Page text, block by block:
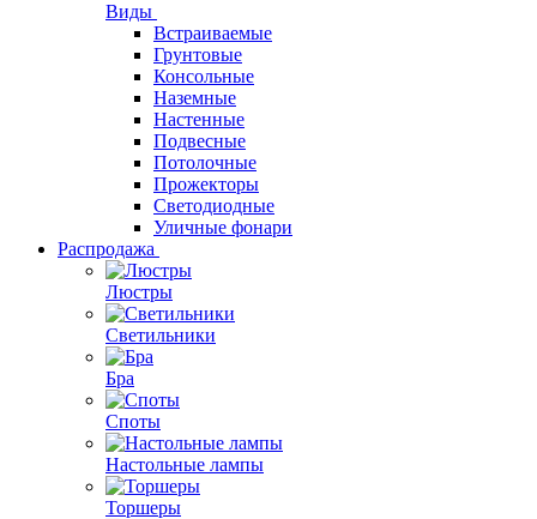
Виды
Встраиваемые
Грунтовые
Консольные
Наземные
Настенные
Подвесные
Потолочные
Прожекторы
Светодиодные
Уличные фонари
Распродажа
Люстры
Светильники
Бра
Споты
Настольные лампы
Торшеры